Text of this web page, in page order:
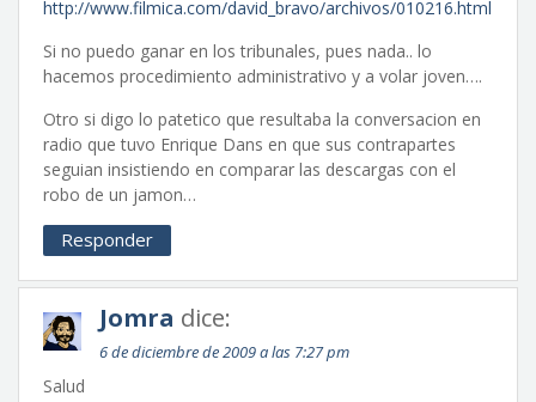
http://www.filmica.com/david_bravo/archivos/010216.html
Si no puedo ganar en los tribunales, pues nada.. lo
hacemos procedimiento administrativo y a volar joven….
Otro si digo lo patetico que resultaba la conversacion en
radio que tuvo Enrique Dans en que sus contrapartes
seguian insistiendo en comparar las descargas con el
robo de un jamon…
Responder
Jomra dice:
6 de diciembre de 2009 a las 7:27 pm
Salud